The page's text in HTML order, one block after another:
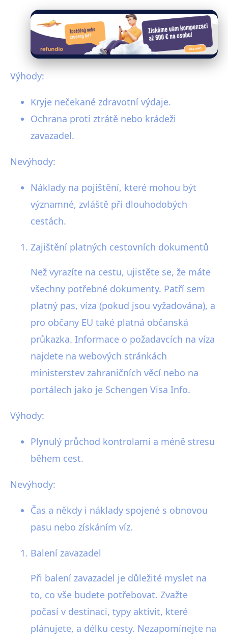
Výhody:
Kryje nečekané zdravotní výdaje.
Ochrana proti ztrátě nebo krádeži
zavazadel.
Nevýhody:
Náklady na pojištění, které mohou být
významné, zvláště při dlouhodobých
cestách.
Zajištění platných cestovních dokumentů
Než vyrazíte na cestu, ujistěte se, že máte
všechny potřebné dokumenty. Patří sem
platný pas, víza (pokud jsou vyžadována), a
pro občany EU také platná občanská
průkazka. Informace o požadavcích na víza
najdete na webových stránkách
ministerstev zahraničních věcí nebo na
portálech jako je Schengen Visa Info.
Výhody:
Plynulý průchod kontrolami a méně stresu
během cest.
Nevýhody:
Čas a někdy i náklady spojené s obnovou
pasu nebo získáním víz.
Balení zavazadel
Při balení zavazadel je důležité myslet na
to, co vše budete potřebovat. Zvažte
počasí v destinaci, typy aktivit, které
plánujete, a délku cesty. Nezapomínejte na